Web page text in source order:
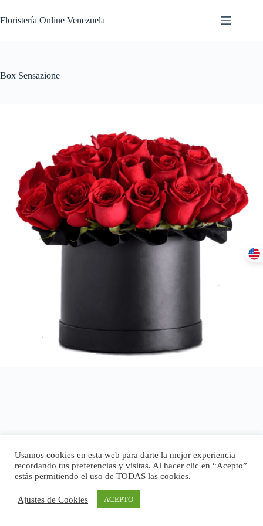
Floristería Online Venezuela
Box Sensazione
Usamos cookies en esta web para darte la mejor experiencia
recordando tus preferencias y visitas. Al hacer clic en “Acepto”
estás permitiendo el uso de TODAS las cookies.
Ajustes de Cookies ACEPTO